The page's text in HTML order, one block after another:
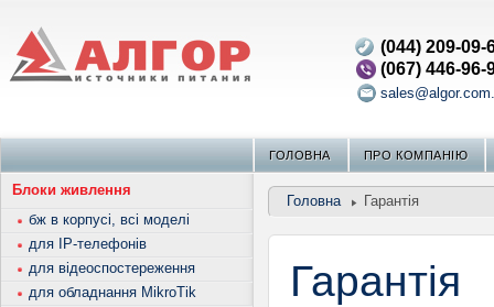
(044) 209-09-
(067) 446-96-
ГОЛОВНА ПРО КОМПАНIЮ
Головна Гарантiя
Гарантія
Блоки живлення
бж в корпусі, всі моделі
для IP-телефонів
для відеоспостереження
для обладнання MikroTik